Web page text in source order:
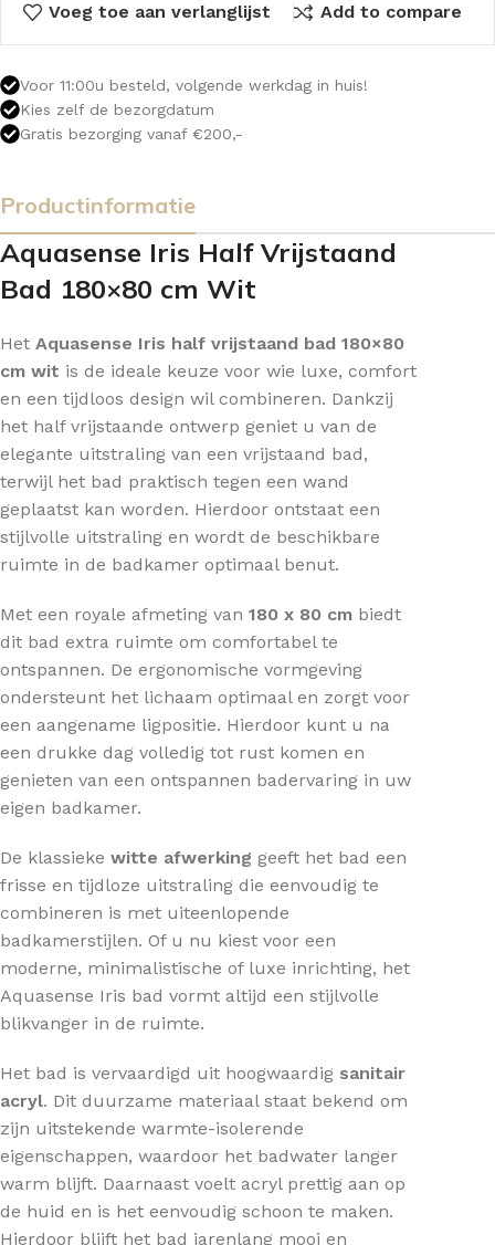
Voeg toe aan verlanglijst Add to compare
Voor 11:00u besteld, volgende werkdag in huis!
Kies zelf de bezorgdatum
Gratis bezorging vanaf €200,-
Productinformatie
Aquasense Iris Half Vrijstaand
Bad 180×80 cm Wit
Het Aquasense Iris half vrijstaand bad 180×80
cm wit is de ideale keuze voor wie luxe, comfort
en een tijdloos design wil combineren. Dankzij
het half vrijstaande ontwerp geniet u van de
elegante uitstraling van een vrijstaand bad,
terwijl het bad praktisch tegen een wand
geplaatst kan worden. Hierdoor ontstaat een
stijlvolle uitstraling en wordt de beschikbare
ruimte in de badkamer optimaal benut.
Met een royale afmeting van 180 x 80 cm biedt
dit bad extra ruimte om comfortabel te
ontspannen. De ergonomische vormgeving
ondersteunt het lichaam optimaal en zorgt voor
een aangename ligpositie. Hierdoor kunt u na
een drukke dag volledig tot rust komen en
genieten van een ontspannen badervaring in uw
eigen badkamer.
De klassieke witte afwerking geeft het bad een
frisse en tijdloze uitstraling die eenvoudig te
combineren is met uiteenlopende
badkamerstijlen. Of u nu kiest voor een
moderne, minimalistische of luxe inrichting, het
Aquasense Iris bad vormt altijd een stijlvolle
blikvanger in de ruimte.
Het bad is vervaardigd uit hoogwaardig sanitair
acryl. Dit duurzame materiaal staat bekend om
zijn uitstekende warmte-isolerende
eigenschappen, waardoor het badwater langer
warm blijft. Daarnaast voelt acryl prettig aan op
de huid en is het eenvoudig schoon te maken.
Hierdoor blijft het bad jarenlang mooi en